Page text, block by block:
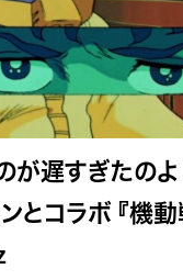
が遅すぎたのよ
機動戦士ガンダ